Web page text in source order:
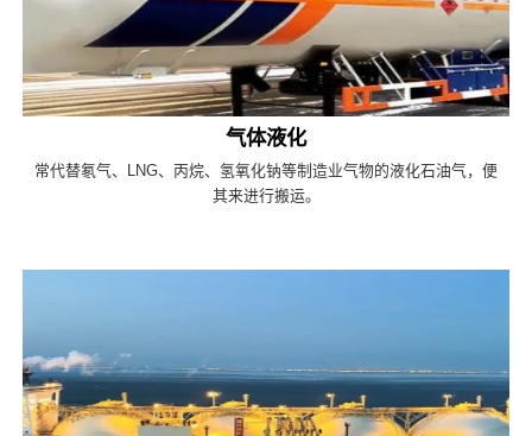
气体液化
常代替氡气、LNG、丙烷、氢氧化钠等制造业气物的液化石油气，便
其来进行搬运。